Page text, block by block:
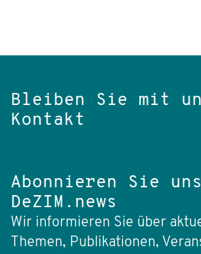
Bleiben Sie mit
Kontakt
Abonnieren Sie
DeZIM.news
Wir informieren Sie über
Themen, Publikationen,